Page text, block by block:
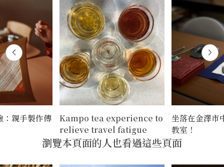
：親手製作傳
Kampo tea experience to
relieve travel fatigue
坐落在金澤市
教室！
瀏覽本頁面的人也看過這些頁面